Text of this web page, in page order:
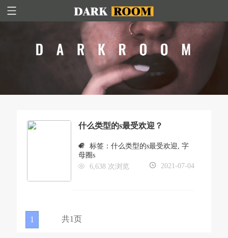
什么类型的s最受欢迎？
标签： 什么类型的s最受欢迎, 字
母圈s
6,638 次浏览
2021-07-04
1 共1页